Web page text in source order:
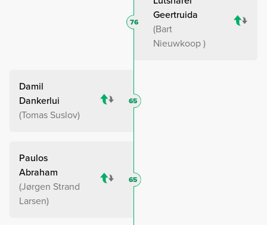
Geertruida
Bart
Nieuwkoop
76
Damil
Dankerlui
Tomas Suslov
65
Paulos
Abraham
Jørgen Strand
Larsen
65